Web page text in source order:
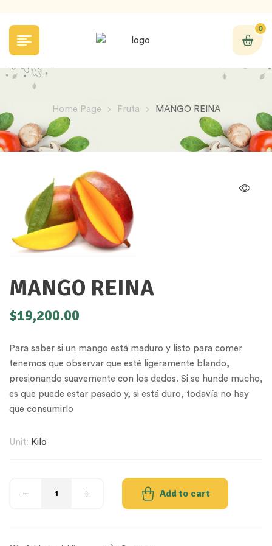
0
Home Page Fruta MANGO REINA
MANGO REINA
$19,200.00
Para saber si un mango está maduro y listo para comer
tenemos que observar que esté ligeramente blando,
presionando suavemente con los dedos. Si se hunde mucho,
es que puede estar pasado y, si está duro, todavía no hay
que consumirlo
Unit: Kilo
Add to cart